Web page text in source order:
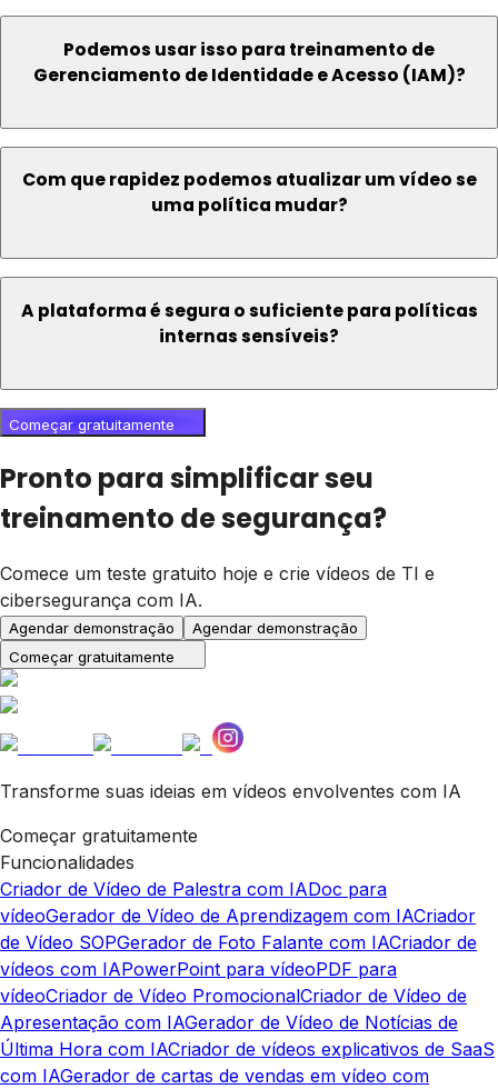
Podemos usar isso para treinamento de
Gerenciamento de Identidade e Acesso (IAM)?
Com que rapidez podemos atualizar um vídeo se
uma política mudar?
A plataforma é segura o suficiente para políticas
internas sensíveis?
Começar gratuitamente
Pronto para simplificar seu
treinamento de segurança?
Comece um teste gratuito hoje e crie vídeos de TI e
cibersegurança com IA.
Agendar demonstração
Agendar demonstração
Começar gratuitamente
Transforme suas ideias em vídeos envolventes com IA
Começar gratuitamente
Funcionalidades
Criador de Vídeo de Palestra com IADoc para
vídeoGerador de Vídeo de Aprendizagem com IACriador
de Vídeo SOPGerador de Foto Falante com IACriador de
vídeos com IAPowerPoint para vídeoPDF para
vídeoCriador de Vídeo PromocionalCriador de Vídeo de
Apresentação com IAGerador de Vídeo de Notícias de
Última Hora com IACriador de vídeos explicativos de SaaS
com IAGerador de cartas de vendas em vídeo com